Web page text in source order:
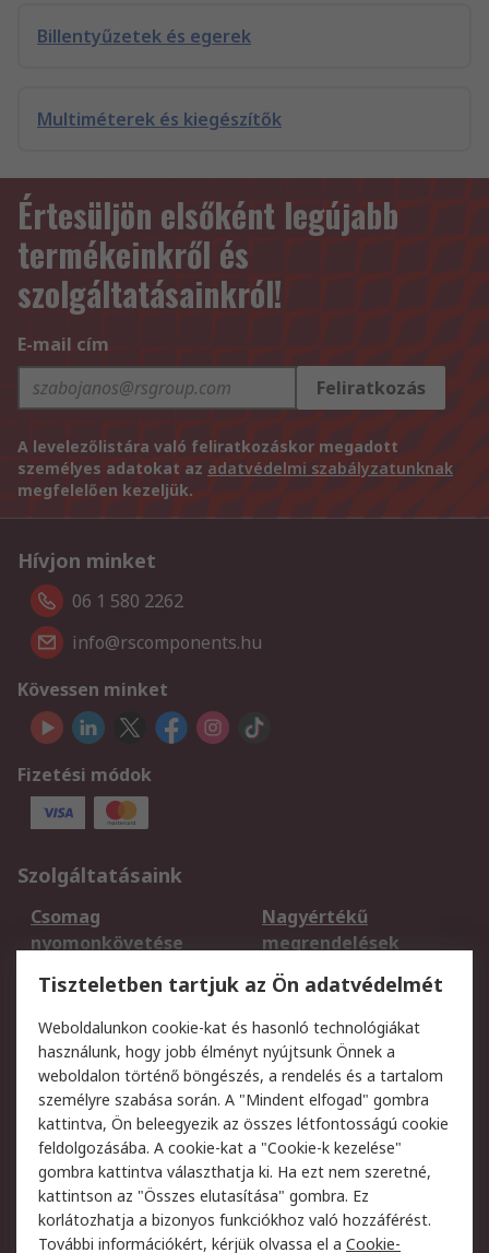
Billentyűzetek és egerek
Multiméterek és kiegészítők
Értesüljön elsőként legújabb
termékeinkről és
szolgáltatásainkról!
E-mail cím
Feliratkozás
A levelezőlistára való feliratkozáskor megadott
személyes adatokat az adatvédelmi szabályzatunknak
megfelelően kezeljük.
Hívjon minket
06 1 580 2262
info@rscomponents.hu
Kövessen minket
Fizetési módok
Szolgáltatásaink
Csomag
nyomonkövetése
Nagyértékű
megrendelések
Regisztráció
Szállítás
Termékvisszaküldés
Szolgáltatások
Jogi
Adatvédelmi
szabályzat
Az RS értékesítési
feltételei
Cookie szabályzat
Email biztonság
Webhelyre vonatkozó
feltételek
Weboldal felhasználói
szabályzata
Tiszteletben tartjuk az Ön adatvédelmét
Weboldalunkon cookie-kat és hasonló technológiákat
használunk, hogy jobb élményt nyújtsunk Önnek a
weboldalon történő böngészés, a rendelés és a tartalom
személyre szabása során. A "Mindent elfogad" gombra
kattintva, Ön beleegyezik az összes létfontosságú cookie
feldolgozásába. A cookie-kat a "Cookie-k kezelése"
gombra kattintva választhatja ki. Ha ezt nem szeretné,
kattintson az "Összes elutasítása" gombra. Ez
korlátozhatja a bizonyos funkciókhoz való hozzáférést.
További információkért, kérjük olvassa el a Cookie-